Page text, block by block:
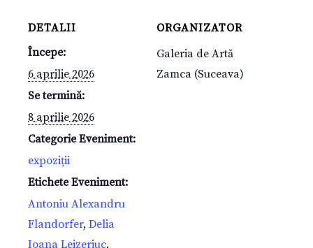
DETALII
Începe:
6 aprilie 2026
Se termină:
8 aprilie 2026
Categorie Eveniment:
expoziții
Etichete Eveniment:
Antoniu Alexandru
Flandorfer, Delia
Ioana Leizeriuc,
ORGANIZATOR
Galeria de Artă
Zamca (Suceava)